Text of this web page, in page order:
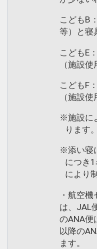
こどもB
等）と寝
こどもE
（施設使
こどもF
（施設
※施設に
ります。
※添い寝
につき
により
・航空
は、JAL
のANA便
以降の
ます。